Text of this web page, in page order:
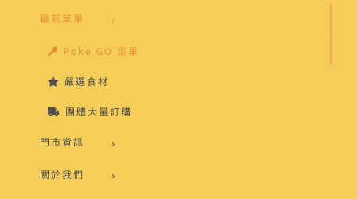
最新菜單
Poke GO 菜單
嚴選食材
團體大量訂購
門市資訊
關於我們